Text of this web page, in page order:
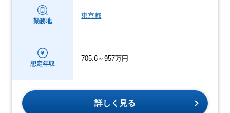
勤務地
東京都
想定年収
705.6～957万円
詳しく見る